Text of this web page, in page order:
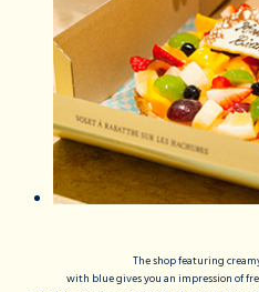
The shop featuring
with blue gives you an impression of